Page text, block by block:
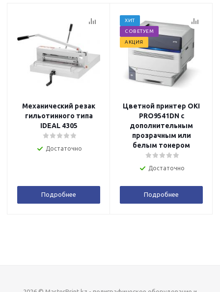
Механический резак
гильотинного типа
IDEAL 4305
Достаточно
Подробнее
ХИТ
СОВЕТУЕМ
АКЦИЯ
Цветной принтер OKI
PRO9541DN с
дополнительным
прозрачным или
белым тонером
Достаточно
Подробнее